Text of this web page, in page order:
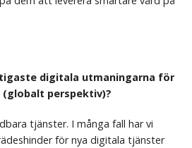
digitala utmaningarna för
(globalt perspektiv)?
tjänster. I många fall har vi
för nya digitala tjänster